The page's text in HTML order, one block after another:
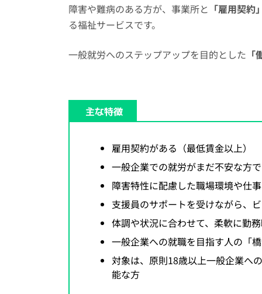
障害や難病のある方が、事業所と 「雇用契約
る福祉サービスです。
一般就労へのステップアップを目的とした
主な特徴
雇用契約がある（最低賃金以上）
一般企業での就労がまだ不安な方
障害特性に配慮した職場環境や仕
支援員のサポートを受けながら、
体調や状況に合わせて、柔軟に勤
一般企業への就職を目指す人の「
対象は、原則18歳以上一般企業へ
能な方